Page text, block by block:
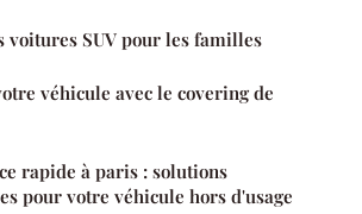
voitures SUV pour les familles
véhicule avec le covering de
rapide à paris : solutions
pour votre véhicule hors d'usage